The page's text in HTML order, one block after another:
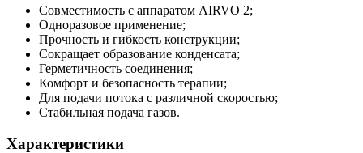
Совместимость с аппаратом AIRVO 2;
Одноразовое применение;
Прочность и гибкость конструкции;
Сокращает образование конденсата;
Герметичность соединения;
Комфорт и безопасность терапии;
Для подачи потока с различной скоростью;
Стабильная подача газов.
Характеристики